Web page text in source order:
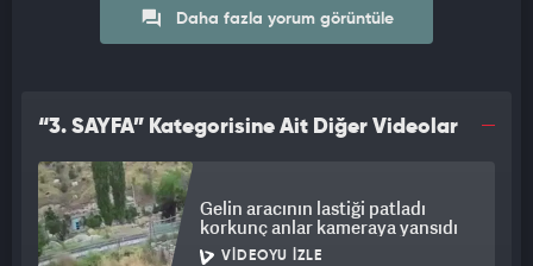
Daha fazla yorum görüntüle
“3. SAYFA” Kategorisine Ait Diğer Videolar
Gelin aracının lastiği patladı
korkunç anlar kameraya yansıdı
VIDEOYU İZLE